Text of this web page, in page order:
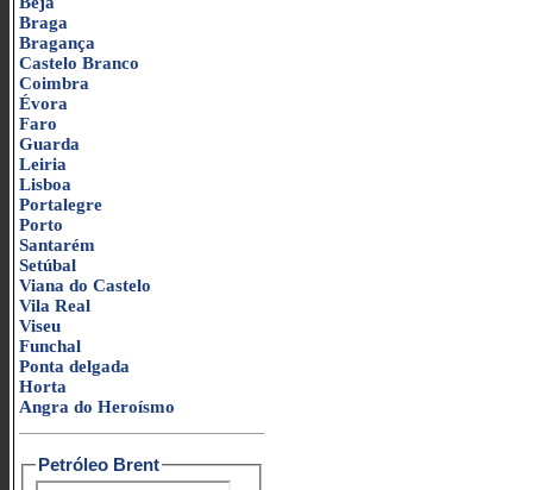
Braga
Bragança
Castelo Branco
Coimbra
Évora
Faro
Guarda
Leiria
Lisboa
Portalegre
Porto
Santarém
Setúbal
Viana do Castelo
Vila Real
Viseu
Funchal
Ponta delgada
Horta
Angra do Heroísmo
Petróleo Brent